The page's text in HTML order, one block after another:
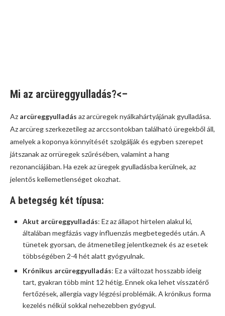
Mi az arcüreggyulladás?<–
Az arcüreggyulladás az arcüregek nyálkahártyájának gyulladása.
Az arcüreg szerkezetileg az arccsontokban található üregekből áll,
amelyek a koponya könnyítését szolgálják és egyben szerepet
játszanak az orrüregek szűrésében, valamint a hang
rezonanciájában. Ha ezek az üregek gyulladásba kerülnek, az
jelentős kellemetlenséget okozhat.
A betegség két típusa:
Akut arcüreggyulladás: Ez az állapot hirtelen alakul ki,
általában megfázás vagy influenzás megbetegedés után. A
tünetek gyorsan, de átmenetileg jelentkeznek és az esetek
többségében 2-4 hét alatt gyógyulnak.
Krónikus arcüreggyulladás: Ez a változat hosszabb ideig
tart, gyakran több mint 12 hétig. Ennek oka lehet visszatérő
fertőzések, allergia vagy légzési problémák. A krónikus forma
kezelés nélkül sokkal nehezebben gyógyul.